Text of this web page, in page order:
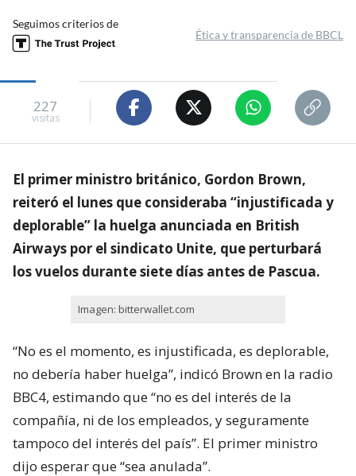
Seguimos criterios de
Ética y transparencia de BBCL
227
visitas
El primer ministro británico, Gordon Brown,
reiteró el lunes que consideraba “injustificada y
deplorable” la huelga anunciada en British
Airways por el sindicato Unite, que perturbará
los vuelos durante siete días antes de Pascua.
Imagen: bitterwallet.com
“No es el momento, es injustificada, es deplorable,
no debería haber huelga”, indicó Brown en la radio
BBC4, estimando que “no es del interés de la
compañía, ni de los empleados, y seguramente
tampoco del interés del país”. El primer ministro
dijo esperar que “sea anulada”.